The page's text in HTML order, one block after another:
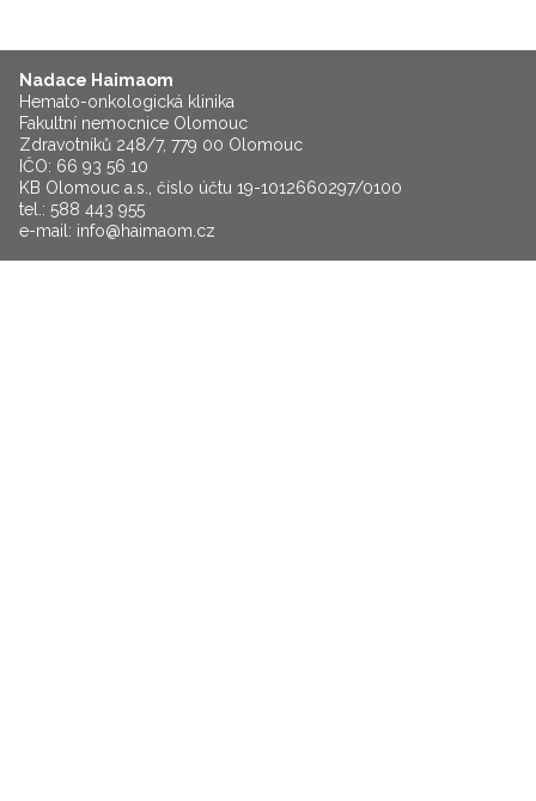
Nadace Haimaom
Hemato-onkologická klinika
Fakultní nemocnice Olomouc
Zdravotníků 248/7, 779 00 Olomouc
IČO: 66 93 56 10
KB Olomouc a.s., číslo účtu 19-1012660297/0100
tel.: 588 443 955
e-mail: info@haimaom.cz